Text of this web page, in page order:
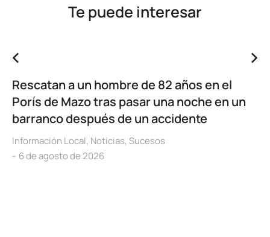
Te puede interesar
Rescatan a un hombre de 82 años en el
Porís de Mazo tras pasar una noche en un
barranco después de un accidente
Información Local, Noticias, Sucesos
6 de agosto de 2026